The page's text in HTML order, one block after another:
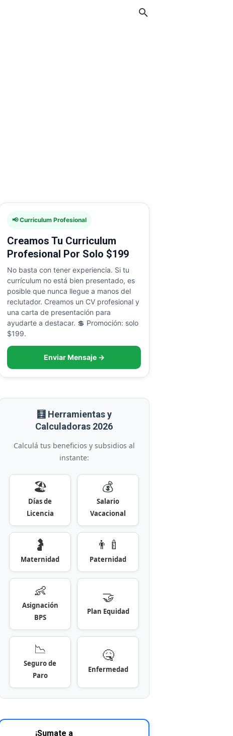
📢 Curriculum Profesional
Creamos Tu Curriculum
Profesional Por Solo $199
No basta con tener experiencia. Si tu
currículum no está bien presentado, es
posible que nunca llegue a manos del
reclutador. Creamos un CV profesional y
una carta de presentación para
ayudarte a destacar. 💲 Promoción: solo
$199.
Enviar Mensaje →
🧮 Herramientas y
Calculadoras 2026
Calculá tus beneficios y subsidios al
instante:
🏖️
Días de
Licencia
💰
Salario
Vacacional
🤰
Maternidad
👨‍🍼
Paternidad
👶
Asignación
BPS
🤝
Plan Equidad
📉
Seguro de
Paro
🤒
Enfermedad
¡Sumate a